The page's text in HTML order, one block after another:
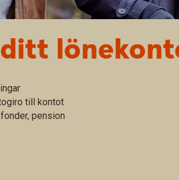
till kontot
pension